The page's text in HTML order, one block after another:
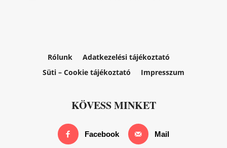
Rólunk
Adatkezelési tájékoztató
Süti – Cookie tájékoztató
Impresszum
KÖVESS MINKET
Facebook Mail